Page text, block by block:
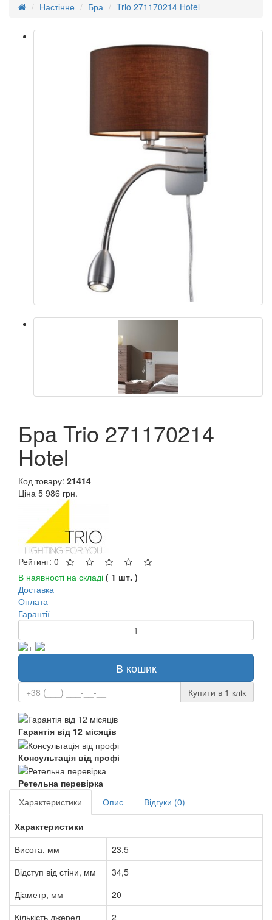
Настінне
Бра Trio 271170214 Hotel
Бра Trio 271170214
Hotel
Код товару: 21414
Ціна 5 986 грн.
Рейтинг: 0
В наявності на складі ( 1 шт. )
Доставка
Оплата
Гарантії
В кошик
Купити в 1 клiк
Гарантія від 12 місяців
Консультація від профі
Ретельна перевірка
Характеристики
Опис
Відгуки (0)
Характеристики
Висота, мм
23,5
Відступ від стіни, мм
34,5
Діаметр, мм
20
Кількість джерел
2